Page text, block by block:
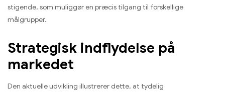
stigende, som muliggør en præcis tilgang til forskellige
målgrupper.
Strategisk indflydelse på
markedet
Den aktuelle udvikling illustrerer dette, at tydelig